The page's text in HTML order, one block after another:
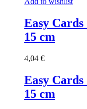
Easy Cards
15 cm
4,04 €
Easy Cards
15 cm